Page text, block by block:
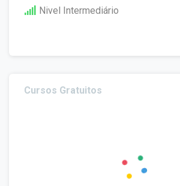
Nivel Intermediário
Cursos Gratuitos